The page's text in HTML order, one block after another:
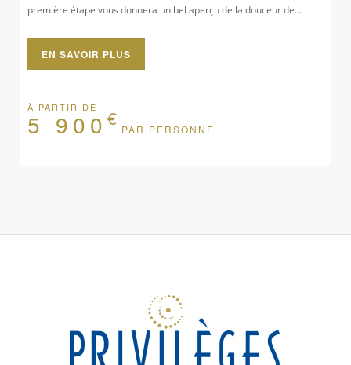
première étape vous donnera un bel aperçu de la douceur de...
EN SAVOIR PLUS
À PARTIR DE
5 900 € PAR PERSONNE